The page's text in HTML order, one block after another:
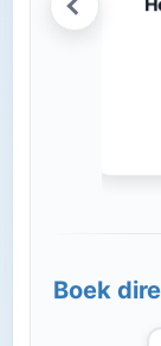
Boek